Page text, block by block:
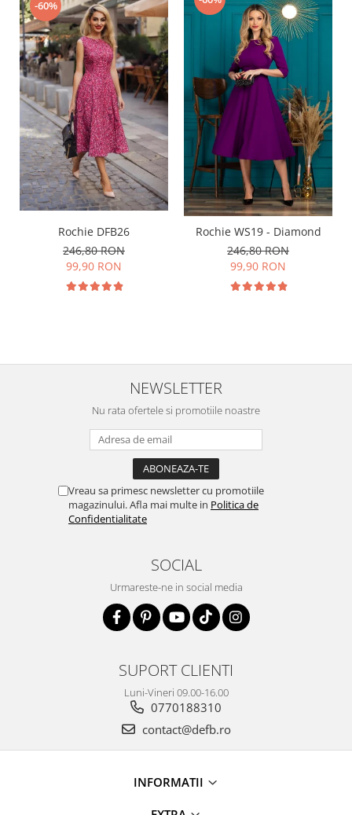
-60%
Rochie DFB26
246,80 RON
99,90 RON
Rochie WS19 - Diamond
246,80 RON
99,90 RON
NEWSLETTER
Nu rata ofertele si promotiile noastre
Vreau sa primesc newsletter cu promotiile
magazinului. Afla mai multe in Politica de
Confidentialitate
SOCIAL
Urmareste-ne in social media
SUPORT CLIENTI
Luni-Vineri 09.00-16.00
0770188310
contact@defb.ro
INFORMATII